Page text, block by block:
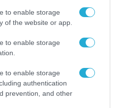
to enable storage
of the website or app.
to enable storage
to enable storage
authentication
prevention, and other